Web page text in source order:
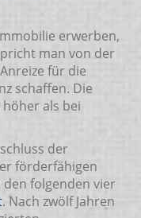
erwerben,
man von der
für die
schaffen. Die
als bei
der
förderfähigen
folgenden vier
. Nach zwölf Jahren